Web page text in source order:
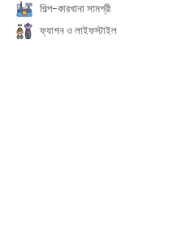
শিল্প-কারখানা সামগ্রী
ফ্যাশন ও লাইফস্টাইল